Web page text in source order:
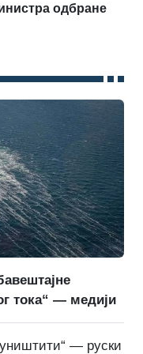
одбране
тока“ — медији
— руски